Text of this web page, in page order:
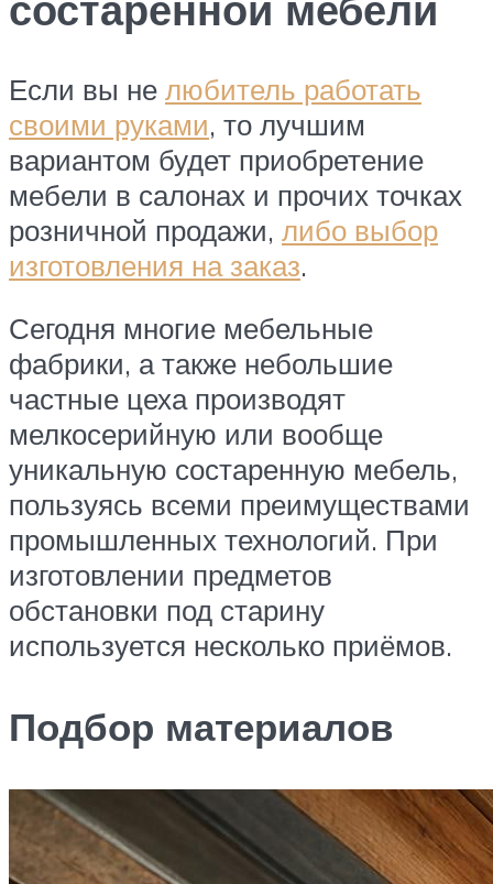
Если вы не любитель работать
своими руками, то лучшим
вариантом будет приобретение
мебели в салонах и прочих точках
розничной продажи, либо выбор
изготовления на заказ.
Сегодня многие мебельные
фабрики, а также небольшие
частные цеха производят
мелкосерийную или вообще
уникальную состаренную мебель,
пользуясь всеми преимуществами
промышленных технологий. При
изготовлении предметов
обстановки под старину
используется несколько приёмов.
Подбор материалов